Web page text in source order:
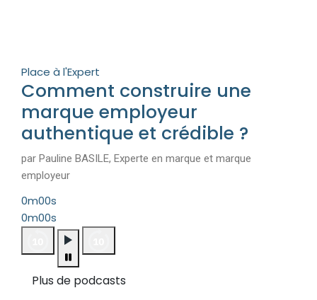
Place à l'Expert
Comment construire une
marque employeur
authentique et crédible ?
par Pauline BASILE, Experte en marque et marque
employeur
0m00s
0m00s
Plus de podcasts